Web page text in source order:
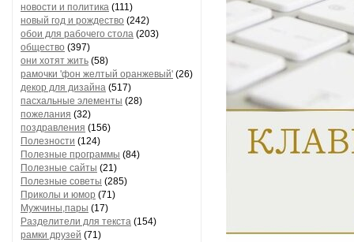
новости и политика (111)
новый год и рождество (242)
обои для рабочего стола (203)
общество (397)
они хотят жить (58)
рамочки 'фон желтый оранжевый' (26)
декор для дизайна (517)
пасхальные элементы (28)
пожелания (32)
поздравления (156)
Полезности (124)
Полезные программы (84)
Полезные сайты (21)
Полезные советы (285)
Приколы и юмор (71)
Мужчины,пары (17)
Разделители для текста (154)
рамки друзей (71)